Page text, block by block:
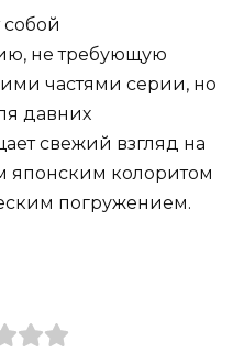
собой
не требующую
частями серии, но
давних
свежий взгляд на
японским колоритом
погружением.